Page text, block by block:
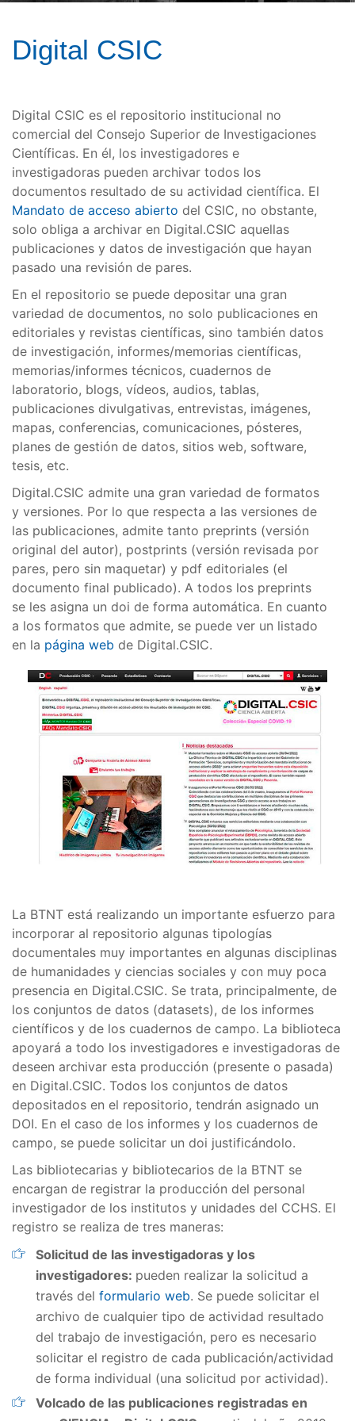
Digital CSIC
Digital CSIC es el repositorio institucional no
comercial del Consejo Superior de Investigaciones
Científicas. En él, los investigadores e
investigadoras pueden archivar todos los
documentos resultado de su actividad científica. El
Mandato de acceso abierto del CSIC, no obstante,
solo obliga a archivar en Digital.CSIC aquellas
publicaciones y datos de investigación que hayan
pasado una revisión de pares.
En el repositorio se puede depositar una gran
variedad de documentos, no solo publicaciones en
editoriales y revistas científicas, sino también datos
de investigación, informes/memorias científicas,
memorias/informes técnicos, cuadernos de
laboratorio, blogs, vídeos, audios, tablas,
publicaciones divulgativas, entrevistas, imágenes,
mapas, conferencias, comunicaciones, pósteres,
planes de gestión de datos, sitios web, software,
tesis, etc.
Digital.CSIC admite una gran variedad de formatos
y versiones. Por lo que respecta a las versiones de
las publicaciones, admite tanto preprints (versión
original del autor), postprints (versión revisada por
pares, pero sin maquetar) y pdf editoriales (el
documento final publicado). A todos los preprints
se les asigna un doi de forma automática. En cuanto
a los formatos que admite, se puede ver un listado
en la página web de Digital.CSIC.
La BTNT está realizando un importante esfuerzo para
incorporar al repositorio algunas tipologías
documentales muy importantes en algunas disciplinas
de humanidades y ciencias sociales y con muy poca
presencia en Digital.CSIC. Se trata, principalmente, de
los conjuntos de datos (datasets), de los informes
científicos y de los cuadernos de campo. La biblioteca
apoyará a todo los investigadores e investigadoras de
deseen archivar esta producción (presente o pasada)
en Digital.CSIC. Todos los conjuntos de datos
depositados en el repositorio, tendrán asignado un
DOI. En el caso de los informes y los cuadernos de
campo, se puede solicitar un doi justificándolo.
Las bibliotecarias y bibliotecarios de la BTNT se
encargan de registrar la producción del personal
investigador de los institutos y unidades del CCHS. El
registro se realiza de tres maneras:
Solicitud de las investigadoras y los
investigadores: pueden realizar la solicitud a
través del formulario web. Se puede solicitar el
archivo de cualquier tipo de actividad resultado
del trabajo de investigación, pero es necesario
solicitar el registro de cada publicación/actividad
de forma individual (una solicitud por actividad).
Volcado de las publicaciones registradas en